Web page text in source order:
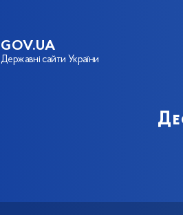
GOV.UA
Державні сайти України